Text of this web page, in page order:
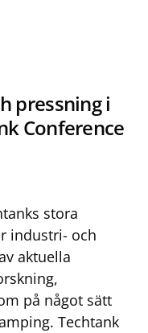
pressning i
Conference
stora
industri- och
aktuella
på något sätt
Techtank